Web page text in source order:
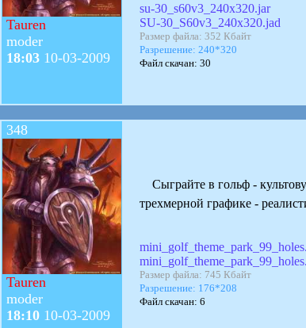
Tauren
moder
18:03 10-03-2009
su-30_s60v3_240x320.jar
SU-30_S60v3_240x320.jad
Размер файла: 352 Кбайт
Разрешение: 240*320
Файл скачан: 30
348
Tauren
moder
18:10 10-03-2009
Сыграйте в гольф -
трехмерной графике -
Размер файла: 745 Кбайт
Разрешение: 176*208
Файл скачан: 6